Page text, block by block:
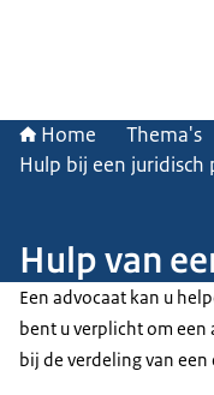
Home Thema's
Hulp bij een juridisch
Hulp van
Een advocaat kan u
bent u verplicht om
bij de verdeling van